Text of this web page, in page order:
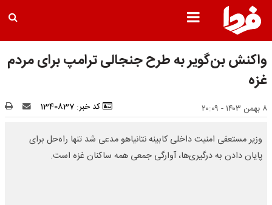
واکنش بن‌گویر به طرح جنجالی ترامپ برای مردم
غزه
۸ بهمن ۱۴۰۳ - ۲۰:۰۹ کد خبر: 1340837
وزیر مستعفی امنیت داخلی کابینه نتانیاهو مدعی شد تنها راه‌حل برای
پایان دادن به درگیری‌ها، آوارگی جمعی همه ساکنان غزه است.